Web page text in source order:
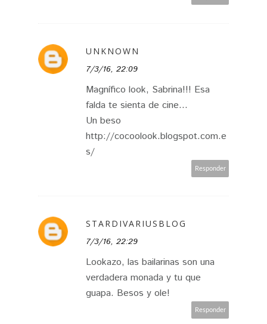
UNKNOWN
7/3/16, 22:09
Magnífico look, Sabrina!!! Esa
falda te sienta de cine...
Un beso
http://cocoolook.blogspot.com.e
s/
Responder
STARDIVARIUSBLOG
7/3/16, 22:29
Lookazo, las bailarinas son una
verdadera monada y tu que
guapa. Besos y ole!
Responder